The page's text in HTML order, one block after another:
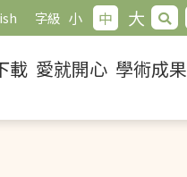
字級 小 中 大
載 愛就開心 學術成果